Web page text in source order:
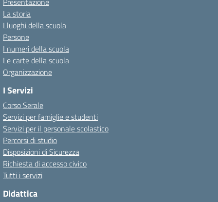
La storia
I luoghi della scuola
Persone
I numeri della scuola
Le carte della scuola
Organizzazione
I Servizi
Corso Serale
Servizi per famiglie e studenti
Servizi per il personale scolastico
Percorsi di studio
Disposizioni di Sicurezza
Richiesta di accesso civico
Tutti i servizi
Didattica